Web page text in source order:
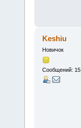
Keshiu
Новичок
Сообщений: 15